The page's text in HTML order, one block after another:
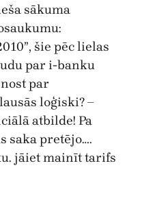
sākuma
šie pēc lielas
par i-banku
par
loģiski? –
atbilde! Pa
saka pretējo….
jāiet mainīt tarifs